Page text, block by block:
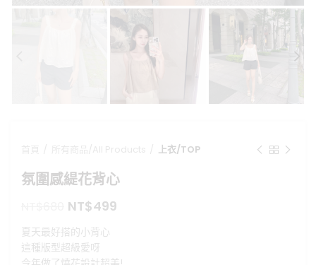
上衣/TOP
氛圍感緹花背心
原
價
格：
NT$499
夏天最好搭的小背心
這種版型超級愛呀